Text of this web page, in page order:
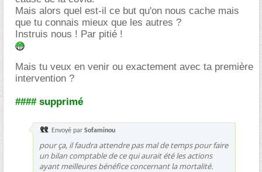
Mais alors quel est-il ce but qu'on nous cache mais
que tu connais mieux que les autres ?
Instruis nous ! Par pitié !
Mais tu veux en venir ou exactement avec ta première
intervention ?
#### supprimé
Envoyé par Sofaminou
pour ça, il faudra attendre pas mal de temps pour faire
un bilan comptable de ce qui aurait été les actions
ayant meilleures bénéfice concernant la mortalité.